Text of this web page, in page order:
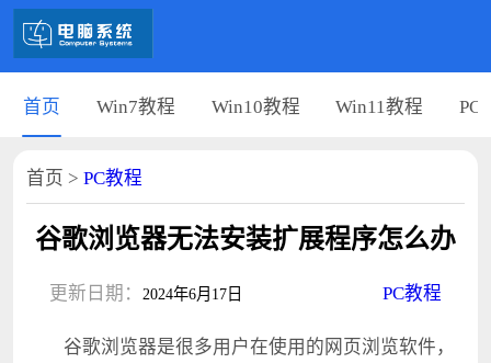
首页 Win7教程 Win10教程 Win11教程 PC
首页 > PC教程
谷歌浏览器无法安装扩展程序怎么办
更新日期： 2024年6月17日 PC教程
谷歌浏览器是很多用户在使用的网页浏览软件，